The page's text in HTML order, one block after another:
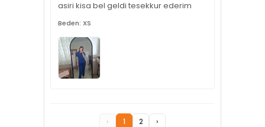
asiri kisa bel geldi tesekkur ederim
Beden: XS
‹ 1 2 ›